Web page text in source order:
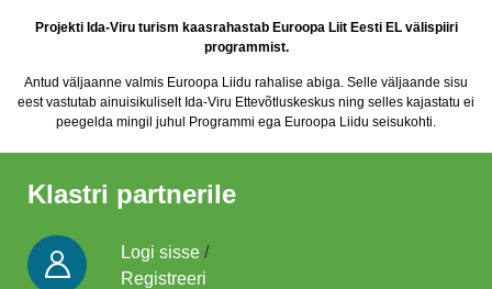
Projekti Ida-Viru turism kaasrahastab Euroopa Liit Eesti EL välispiiri
programmist.
Antud väljaanne valmis Euroopa Liidu rahalise abiga. Selle väljaande sisu
eest vastutab ainuisikuliselt Ida-Viru Ettevõtluskeskus ning selles kajastatu ei
peegelda mingil juhul Programmi ega Euroopa Liidu seisukohti.
Klastri partnerile
Logi sisse /
Registreeri